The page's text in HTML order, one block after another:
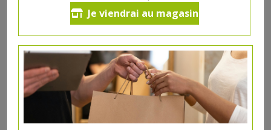
Je viendrai au magasin
DANS LA MÊME CATÉGORIE ...